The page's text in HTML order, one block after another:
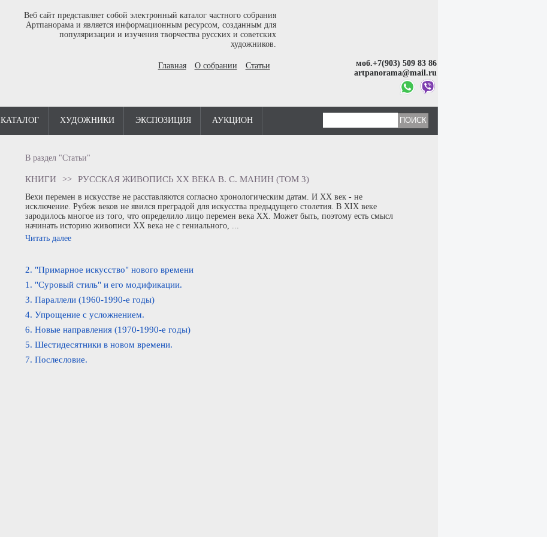
Веб сайт представляет собой электронный каталог частного собрания
Артпанорама и является информационным ресурсом, созданным для
популяризации и изучения творчества русских и советских
художников.
Главная О собрании Статьи
моб.+7(903) 509 83 86
artpanorama@mail.ru
КАТАЛОГ ХУДОЖНИКИ ЭКСПОЗИЦИЯ АУКЦИОН
В раздел "Статьи"
КНИГИ >> РУССКАЯ ЖИВОПИСЬ XX ВЕКА В. С. МАНИН (ТОМ 3)
Вехи перемен в искусстве не расставляются согласно хронологическим датам. И ХХ век - не
исключение. Рубеж веков не явился преградой для искусства предыдущего столетия. В ХІХ веке
зародилось многое из того, что определило лицо перемен века ХХ. Может быть, поэтому есть смысл
начинать историю живописи ХХ века не с гениального, ...
Читать далее
2. "Примарное искусство" нового времени
1. "Суровый стиль" и его модификации.
3. Параллели (1960-1990-е годы)
4. Упрощение с усложнением.
6. Новые направления (1970-1990-е годы)
5. Шестидесятники в новом времени.
7. Послесловие.